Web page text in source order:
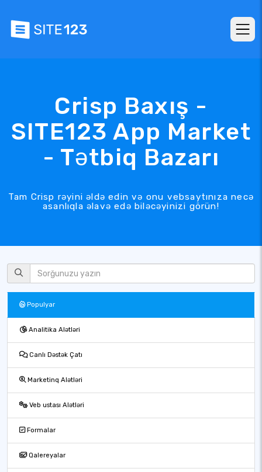
Crisp Baxış -
SITE123 App Market
- Tətbiq Bazarı
Tam Crisp rəyini əldə edin və onu vebsaytınıza necə
asanlıqla əlavə edə biləcəyinizi görün!
Populyar
Analitika Alətləri
Canlı Dəstək Çatı
Marketinq Alətləri
Veb ustası Alətləri
Formalar
Qalereyalar